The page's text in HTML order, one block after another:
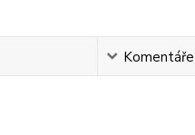
Komentáře